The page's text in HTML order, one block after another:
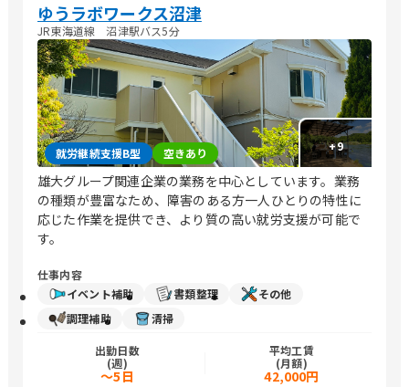
ゆうラボワークス沼津
JR東海道線 沼津駅バス5分
+9
就労継続支援B型 空きあり
雄大グループ関連企業の業務を中心としています。業務
の種類が豊富なため、障害のある方一人ひとりの特性に
応じた作業を提供でき、より質の高い就労支援が可能で
す。
仕事内容
イベント補助
書類整理
その他
調理補助
清掃
出勤日数
(週)
～5日
平均工賃
(月額)
42,000円